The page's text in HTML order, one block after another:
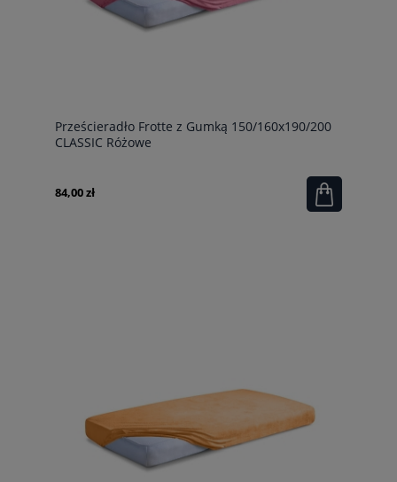
Prześcieradło Frotte z Gumką 150/160x190/200
CLASSIC Różowe
84,00 zł